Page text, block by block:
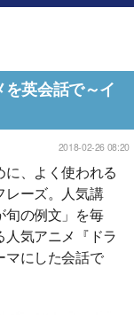
英会話で～イ
2018-02-26 08:20
、よく使われる
レーズ。人気講
旬の例文」を毎
気アニメ『ドラ
マにした会話で